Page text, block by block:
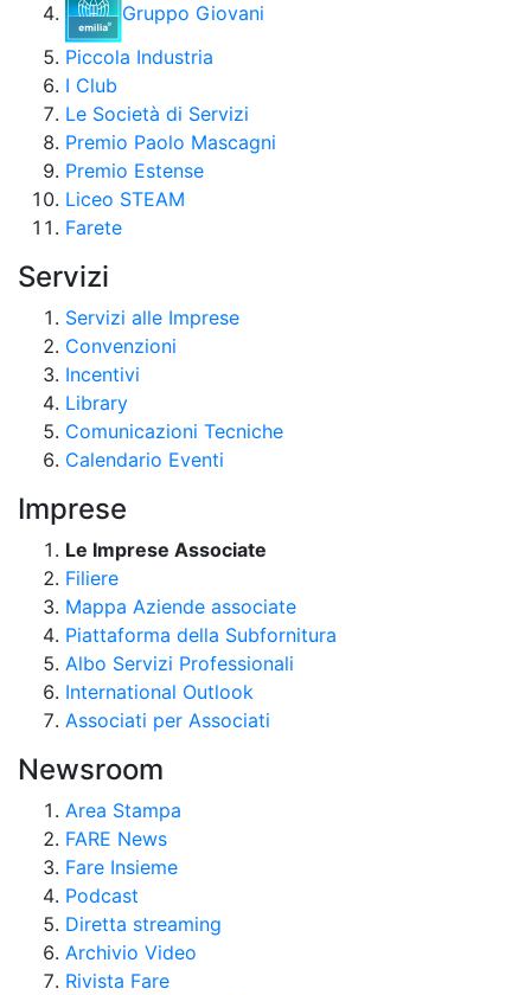
Gruppo Giovani
Piccola Industria
I Club
Le Società di Servizi
Premio Paolo Mascagni
Premio Estense
Liceo STEAM
Farete
Servizi
Servizi alle Imprese
Convenzioni
Incentivi
Library
Comunicazioni Tecniche
Calendario Eventi
Imprese
Le Imprese Associate
Filiere
Mappa Aziende associate
Piattaforma della Subfornitura
Albo Servizi Professionali
International Outlook
Associati per Associati
Newsroom
Area Stampa
FARE News
Fare Insieme
Podcast
Diretta streaming
Archivio Video
Rivista Fare